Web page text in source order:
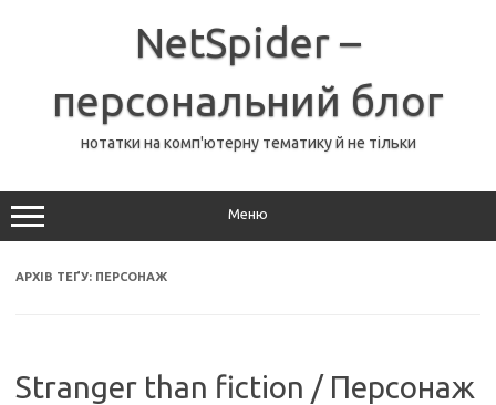
NetSpider –
персональний блог
нотатки на комп'ютерну тематику й не тільки
Меню
АРХІВ ТЕҐУ: ПЕРСОНАЖ
Stranger than fiction / Персонаж